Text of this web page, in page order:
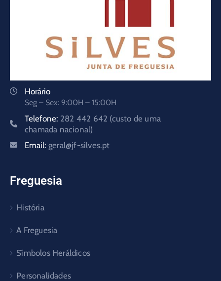
Horário
Seg – Sex: 9:00H – 15:00H
Telefone: 282 442 642 (custo de uma
chamada nacional)
Email: geral@jf-silves.pt
Freguesia
História
A Freguesia
Símbolos Heráldicos
Personalidades